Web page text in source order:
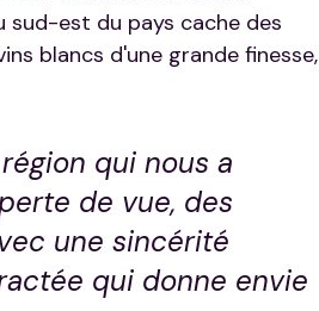
sud-est du pays cache des
blancs d'une grande finesse,
qui nous a
de vue, des
une sincérité
qui donne envie